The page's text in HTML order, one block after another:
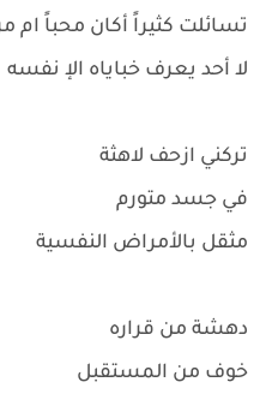
تسائلت كثيراً أكان محباً ام
لا أحد يعرف خباياه الإ نفسه
تركني ازحف لاهثة
في جسد متورم
مثقل بالأمراض النفسية
دهشة من قراره
خوف من المستقبل